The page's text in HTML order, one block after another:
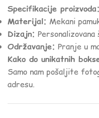
Specifikacije proizvoda:
Materijal: Mekani
Dizajn:
Održavanje: Pranje u
Kako do unikatnih
Samo nam pošaljite
adresu.